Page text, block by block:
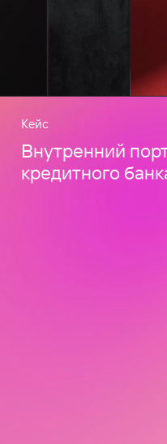
Кейс
Внутренний
кредитного